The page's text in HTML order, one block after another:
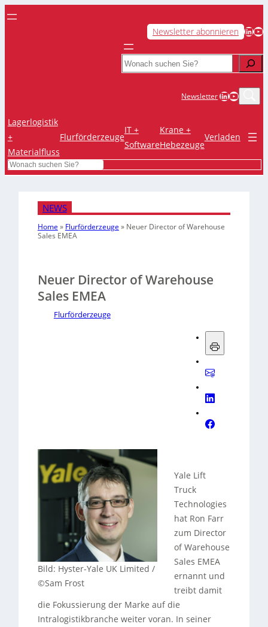
Newsletter abonnieren LinkedIn YouTube
Search
NewsletterLinkedIn
Lagerlogistik
+
Materialfluss
Flurförderzeuge
IT +
Software
Krane +
Hebezeuge
Verladen
Search
NEWS
Home » Flurförderzeuge » Neuer Director of Warehouse
Sales EMEA
Neuer Director of Warehouse
Sales EMEA
Flurförderzeuge
Bild: Hyster-Yale UK Limited /
©Sam Frost
Yale Lift
Truck
Technologies
hat Ron Farr
zum Director
of Warehouse
Sales EMEA
ernannt und
treibt damit
die Fokussierung der Marke auf die
Intralogistikbranche weiter voran. In seiner